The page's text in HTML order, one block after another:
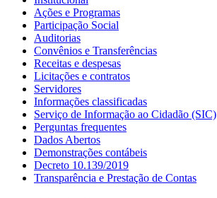
Ações e Programas
Participação Social
Auditorias
Convênios e Transferências
Receitas e despesas
Licitações e contratos
Servidores
Informações classificadas
Serviço de Informação ao Cidadão (SIC)
Perguntas frequentes
Dados Abertos
Demonstrações contábeis
Decreto 10.139/2019
Transparência e Prestação de Contas